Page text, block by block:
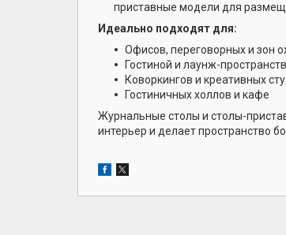
приставные модели для
Идеально подходят для:
Офисов, переговорных и зон
Гостиной и лаунж-пространств
Коворкингов и креативных
Гостиничных холлов и кафе
Журнальные столы и столы-
интерьер и делает пространство